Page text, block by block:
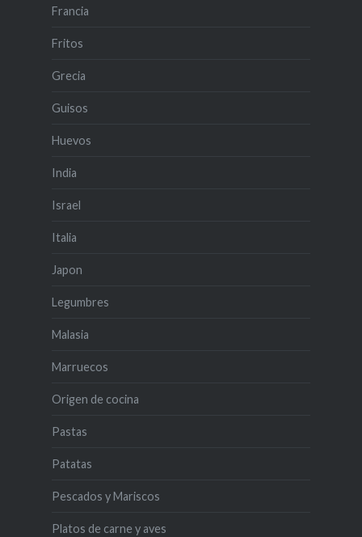
Francia
Fritos
Grecia
Guisos
Huevos
India
Israel
Italia
Japon
Legumbres
Malasia
Marruecos
Origen de cocina
Pastas
Patatas
Pescados y Mariscos
Platos de carne y aves